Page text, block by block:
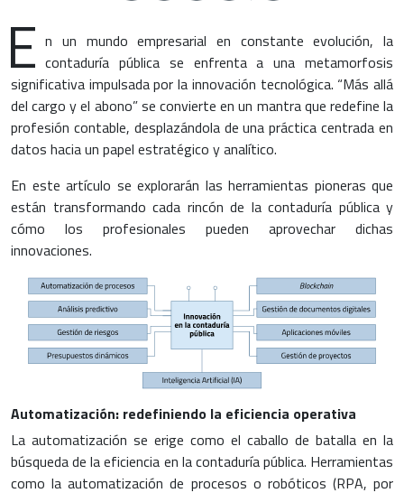
E n un mundo empresarial en constante evolución, la
contaduría pública se enfrenta a una metamorfosis
significativa impulsada por la innovación tecnológica. “Más allá
del cargo y el abono” se convierte en un mantra que redefine la
profesión contable, desplazándola de una práctica centrada en
datos hacia un papel estratégico y analítico.
En este artículo se explorarán las herramientas pioneras que
están transformando cada rincón de la contaduría pública y
cómo los profesionales pueden aprovechar dichas
innovaciones.
Automatización: redefiniendo la eficiencia operativa
La automatización se erige como el caballo de batalla en la
búsqueda de la eficiencia en la contaduría pública. Herramientas
como la automatización de procesos o robóticos (RPA, por